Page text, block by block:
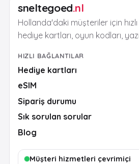
sneltegoed.nl
Hollanda'daki müşteriler için
hediye kartları, oyun kodları,
HIZLI BAĞLANTILAR
Hediye kartları
eSIM
Sipariş durumu
Sık sorulan sorular
Blog
Müşteri hizmetleri çevrimiçi